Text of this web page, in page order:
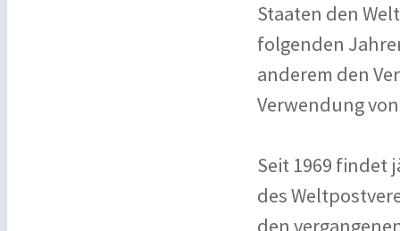
Staaten den
folgenden
anderem den
Verwendung
Seit 1969 findet
des
den